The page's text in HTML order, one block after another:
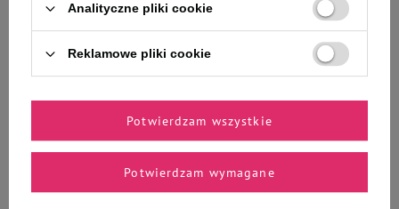
Wybrane specjalnie dla
Ciebie i Twojego czworonoga
Analityczne pliki cookie
Reklamowe pliki cookie
Potwierdzam wymagane
Potwierdzam wszystkie